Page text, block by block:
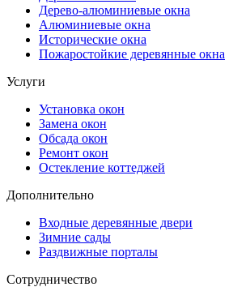
Дерево-алюминиевые окна
Алюминиевые окна
Исторические окна
Пожаростойкие деревянные окна
Услуги
Установка окон
Замена окон
Обсада окон
Ремонт окон
Остекление коттеджей
Дополнительно
Входные деревянные двери
Зимние сады
Раздвижные порталы
Сотрудничество